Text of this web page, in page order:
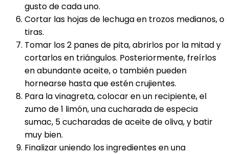
gusto de cada uno.
Cortar las hojas de lechuga en trozos medianos, o
tiras.
Tomar los 2 panes de pita, abrirlos por la mitad y
cortarlos en triángulos. Posteriormente, freírlos
en abundante aceite, o también pueden
hornearse hasta que estén crujientes.
Para la vinagreta, colocar en un recipiente, el
zumo de 1 limón, una cucharada de especia
sumac, 5 cucharadas de aceite de oliva, y batir
muy bien.
Finalizar uniendo los ingredientes en una